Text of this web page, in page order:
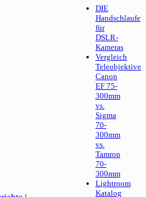
DIE
Handschlaufe
für
DSLR-
Kameras
Vergleich
Teleobjektive
Canon
EF 75-
300mm
vs.
Sigma
70-
300mm
vs.
Tamron
70-
300mm
Lightroom
Katalog